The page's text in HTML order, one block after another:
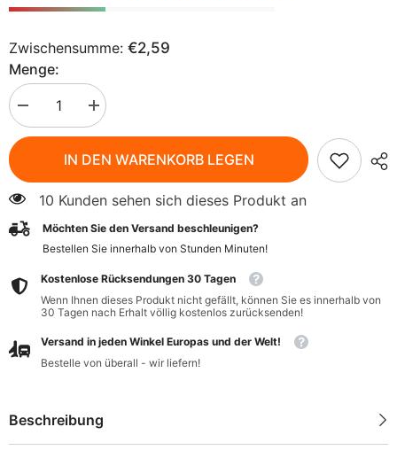
Zwischensumme: €2,59
Menge:
verringern
für
Gemahlener
Koriander
BIO
30
g
-
GESCHENKE
DER
Menge
erhöhen
für
Gemahlener
Koriander
g
GESCHENKE
DER
NATUR
IN DEN WARENKORB LEGEN
10 Kunden sehen sich dieses Produkt an
Möchten Sie den Versand beschleunigen?
Bestellen Sie innerhalb von Stunden Minuten!
Kostenlose Rücksendungen 30 Tagen
Wenn Ihnen dieses Produkt nicht gefällt, können Sie es innerhalb von
30 Tagen nach Erhalt völlig kostenlos zurücksenden!
Versand in jeden Winkel Europas und der Welt!
Bestelle von überall - wir liefern!
Beschreibung